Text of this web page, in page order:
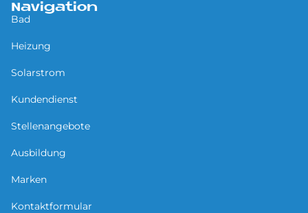
Navigation
Bad
Heizung
Solarstrom
Kundendienst
Stellenangebote
Ausbildung
Marken
Kontaktformular